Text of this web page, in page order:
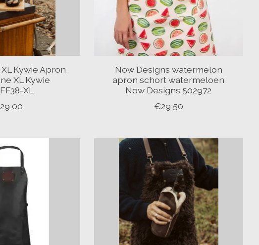
Kywie Apron
XL Kywie
XL
Now Designs watermelon
apron schort watermeloen
Now Designs 502972
€29,50